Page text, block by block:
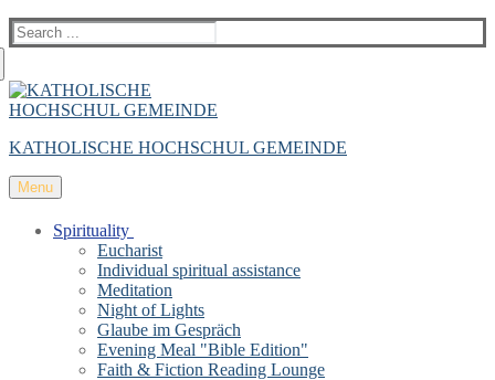
Suche
nach:
KATHOLISCHE HOCHSCHUL GEMEINDE
Menu
Spirituality
Eucharist
Individual spiritual assistance
Meditation
Night of Lights
Glaube im Gespräch
Evening Meal "Bible Edition"
Faith & Fiction Reading Lounge